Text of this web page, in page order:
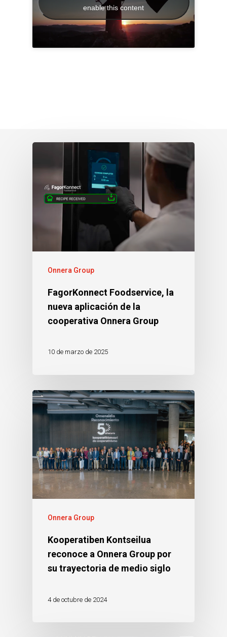
enable this content
Onnera Group
FagorKonnect Foodservice, la
nueva aplicación de la
cooperativa Onnera Group
10 de marzo de 2025
Onnera Group
Kooperatiben Kontseilua
reconoce a Onnera Group por
su trayectoria de medio siglo
4 de octubre de 2024